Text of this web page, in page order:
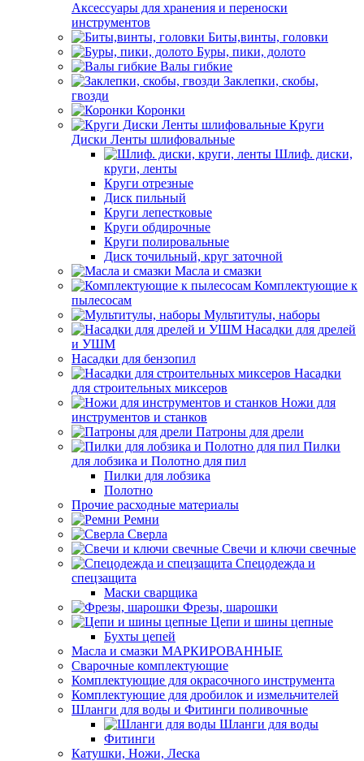
Аксессуары для хранения и переноски
инструментов
Биты,винты, головки
Буры, пики, долото
Валы гибкие
Заклепки, скобы,
гвозди
Коронки
Круги
Диски Ленты шлифовальные
Шлиф. диски,
круги, ленты
Круги отрезные
Диск пильный
Круги лепестковые
Круги обдирочные
Круги полировальные
Диск точильный, круг заточной
Масла и смазки
Комплектующие к
пылесосам
Мультитулы, наборы
Насадки для дрелей
и УШМ
Насадки для бензопил
Насадки
для строительных миксеров
Ножи для
инструментов и станков
Патроны для дрели
Пилки
для лобзика и Полотно для пил
Пилки для лобзика
Полотно
Прочие расходные материалы
Ремни
Сверла
Свечи и ключи свечные
Спецодежда и
спецзащита
Маски сварщика
Фрезы, шарошки
Цепи и шины цепные
Бухты цепей
Масла и смазки МАРКИРОВАННЫЕ
Сварочные комплектующие
Комплектующие для окрасочного инструмента
Комплектующие для дробилок и измельчителей
Шланги для воды и Фитинги поливочные
Шланги для воды
Фитинги
Катушки, Ножи, Леска